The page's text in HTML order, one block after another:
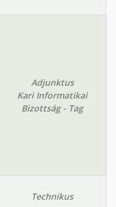
Adjunktus
Kari Informatikai
Bizottság - Tag
Technikus